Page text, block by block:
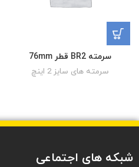
سرمته BR2 قطر 76mm
سرمته های سایز 2 اینچ
شبکه های اجتماعی